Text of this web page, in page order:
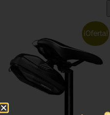
¡Oferta!